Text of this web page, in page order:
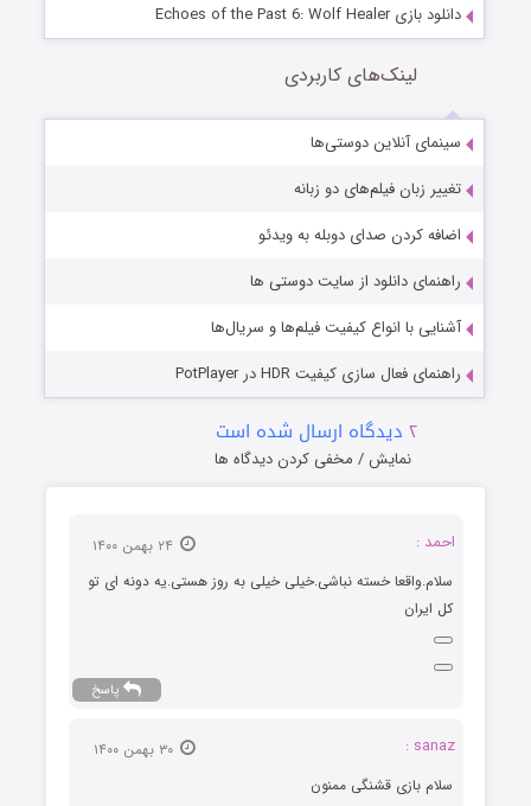
دانلود بازی Echoes of the Past 6: Wolf Healer
لینک‌های کاربردی
سینمای آنلاین دوستی‌ها
تغییر زبان فیلم‌های دو زبانه
اضافه کردن صدای دوبله به ویدئو
راهنمای دانلود از سایت دوستی ها
آشنایی با انواع کیفیت فیلم‌ها و سریال‌ها
راهنمای فعال سازی کیفیت HDR در PotPlayer
۲ دیدگاه ارسال شده است
نمایش / مخفی کردن دیدگاه ها
احمد :
سلام.واقعا خسته نباشی.خیلی خیلی به روز هستی.یه دونه ای تو
کل ایران
پاسخ
sanaz :
۳۰ بهمن ۱۴۰۰
سلام بازی قشنگی ممنون